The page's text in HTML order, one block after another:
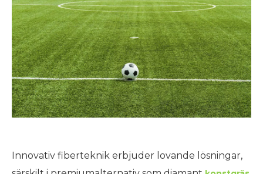
Innovativ fiberteknik erbjuder lovande lösningar,